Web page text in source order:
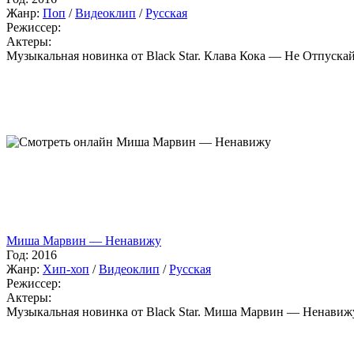
Жанр: Поп /Видеоклип /Русская
Режиссер:
Актеры:
Музыкальная новинка от Black Star. Клава Кока — Не
Миша Марвин — Ненавижу
Год: 2016
Жанр: Хип-хоп /Видеоклип /Русская
Режиссер:
Актеры:
Музыкальная новинка от Black Star. Миша Марвин —